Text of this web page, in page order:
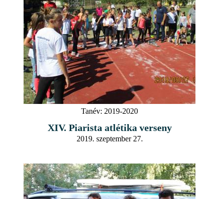
Tanév: 2019-2020
XIV. Piarista atlétika verseny
2019. szeptember 27.